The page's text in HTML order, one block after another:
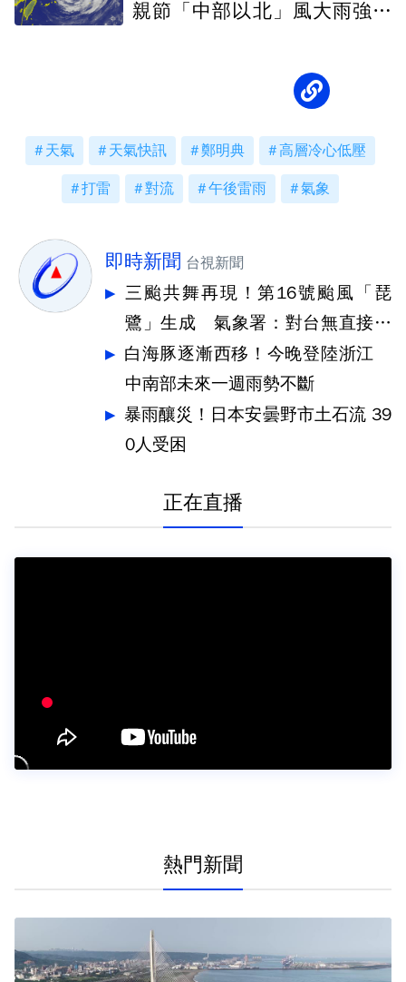
親節「中部以北」風大雨強浪
天氣 天氣快訊 鄭明典 高層冷心低壓
打雷 對流 午後雷雨 氣象
即時新聞 台視新聞
三颱共舞再現！第16號颱風「琵
鷺」生成 氣象署：對台無直接影
響
白海豚逐漸西移！今晚登陸浙江
中南部未來一週雨勢不斷
暴雨釀災！日本安曇野市土石流 39
0人受困
正在直播
熱門新聞